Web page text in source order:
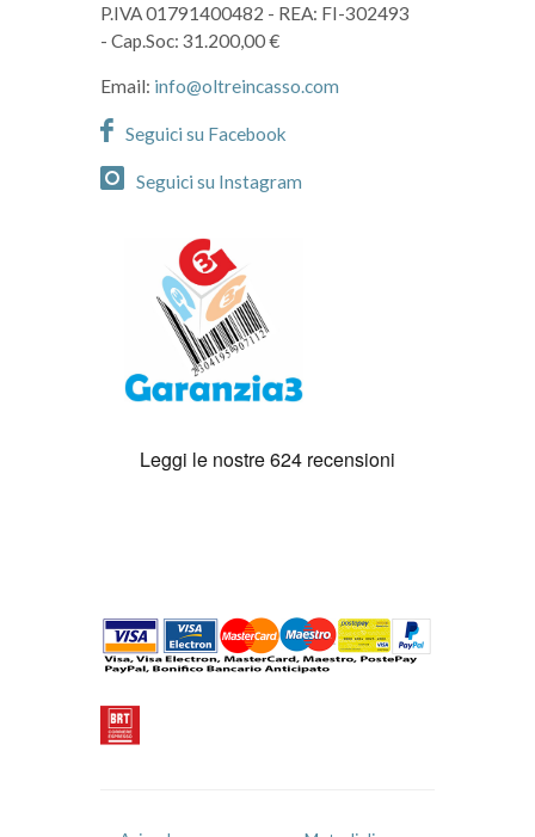
P.IVA 01791400482 - REA: FI-302493
- Cap.Soc: 31.200,00 €
Email: info@oltreincasso.com
Seguici su Facebook
Seguici su Instagram